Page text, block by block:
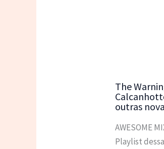
The
outras
AWESOME
Playlist